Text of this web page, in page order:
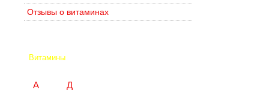
Отзывы о витаминах
Витамины
А
Д